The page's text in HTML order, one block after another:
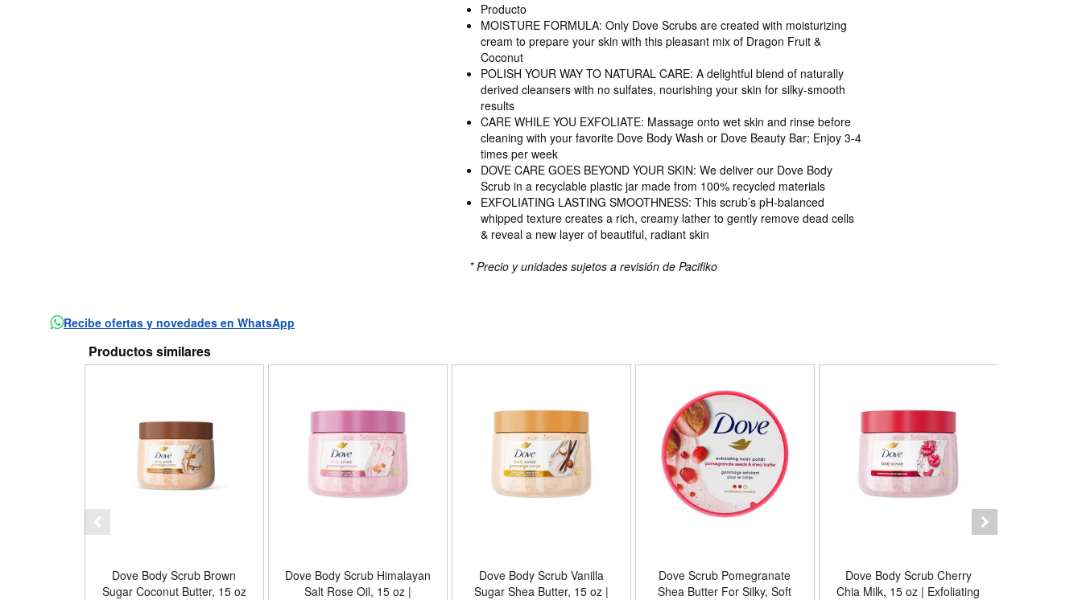
Producto
MOISTURE FORMULA: Only Dove Scrubs are created with moisturizing
cream to prepare your skin with this pleasant mix of Dragon Fruit &
Coconut
POLISH YOUR WAY TO NATURAL CARE: A delightful blend of naturally
derived cleansers with no sulfates, nourishing your skin for silky-smooth
results
CARE WHILE YOU EXFOLIATE: Massage onto wet skin and rinse before
cleaning with your favorite Dove Body Wash or Dove Beauty Bar; Enjoy 3-4
times per week
DOVE CARE GOES BEYOND YOUR SKIN: We deliver our Dove Body
Scrub in a recyclable plastic jar made from 100% recycled materials
EXFOLIATING LASTING SMOOTHNESS: This scrub’s pH-balanced
whipped texture creates a rich, creamy lather to gently remove dead cells
& reveal a new layer of beautiful, radiant skin
* Precio y unidades sujetos a revisión de Pacifiko
Recibe ofertas y novedades en WhatsApp
Productos similares
Dove Body Scrub Brown
Sugar Coconut Butter, 15 oz
Dove Body Scrub Himalayan
Salt Rose Oil, 15 oz |
Dove Body Scrub Vanilla
Sugar Shea Butter, 15 oz |
Dove Scrub Pomegranate
Shea Butter For Silky, Soft
Dove Body Scrub Cherry
Chia Milk, 15 oz | Exfoliating